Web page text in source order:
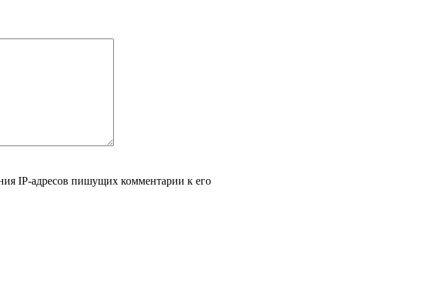
IP-адресов пишущих комментарии к его